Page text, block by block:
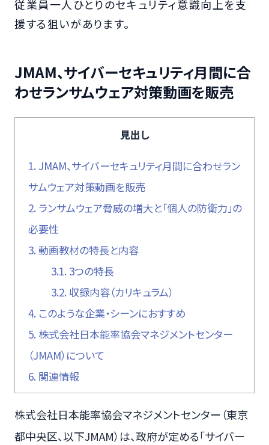
従業員一人ひとりのセキュリティ意識向上を支
援する狙いがあります。
JMAM、サイバーセキュリティ月間に合
わせランサムウェア対策動画を販売
見出し
1. JMAM、サイバーセキュリティ月間に合わせラン
サムウェア対策動画を販売
2. ランサムウェア脅威の増大と「個人の防衛力」の
必要性
3. 動画教材の特長と内容
3.1. 3つの特長
3.2. 収録内容（カリキュラム）
4. このような企業・シーンにおすすめ
5. 株式会社日本能率協会マネジメントセンター
（JMAM）について
6. 関連情報
株式会社日本能率協会マネジメントセンター（東京
都中央区、以下JMAM）は、政府が定める「サイバー